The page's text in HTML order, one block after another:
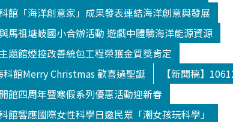
館「海洋創意家」成果發表連結海洋創意與發展
馬祖塘岐國小合辦活動 遊戲中體驗海洋能源資源
題館煙控改善統包工程榮獲金質獎肯定
科館Merry Christmas 歡喜過聖誕
【新聞稿】
館四周年暨寒假系列優惠活動迎新春
館響應國際女性科學日邀民眾「潮女孩玩科學」